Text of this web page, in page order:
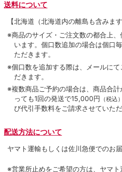
送料について
【北海道（北海道内の離島も含みま
※商品のサイズ・ご注文数の都合上
います。個口数追加の場合は個口
ただきます。
※個口数を追加する際は、メールに
だきます。
※複数商品ご予約の場合は、商品合
っても1回の発送で15,000円
（税込）
び代引手数料をご請求させていただ
配送方法について
ヤマト運輸もしくは佐川急便でのお
※営業所止めをご希望の方は、ヤマ